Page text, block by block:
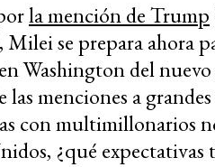
la mención de Trump
se prepara ahora
Washington del
las menciones a
con multimillonarios
¿qué